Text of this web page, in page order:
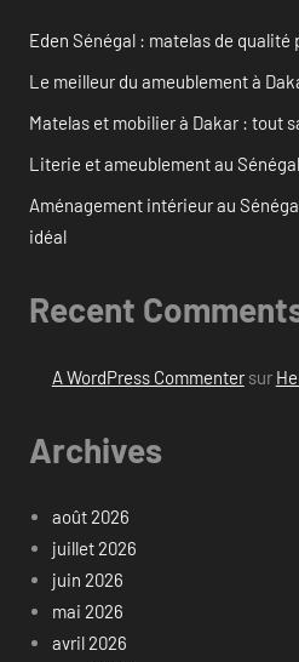
Eden Sénégal : matelas de
Le meilleur du ameublement à
Matelas et mobilier à Dakar : tout
Literie et ameublement au
Aménagement intérieur au
idéal
Recent
A WordPress Commentersur
Archives
août 2026
juillet 2026
juin 2026
mai 2026
avril 2026